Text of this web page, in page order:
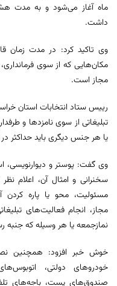
داشت.
وی تاکید کرد: در مدت زمان
مکان‌هایی که از سوی
مجاز است.
رییس ستاد انتخابات استان
تبلیغاتی از سوی نامزدها و
یا هر جنس دیگری باید حداکثر در ابعاد ۵۰ در ۷۰
وی گفت: پوستر و دیوارنویسی،
سخنرانی و امثال آن، اعلام
مسئولیت، محو یا پاره کردن
مجاز، انجام فعالیت‌های
نمازجمعه یا هر وسیله که
خوش‌ خبر افزود: همچنین
خودروهای دولتی،
صندوق‌های پست، باجه‌های